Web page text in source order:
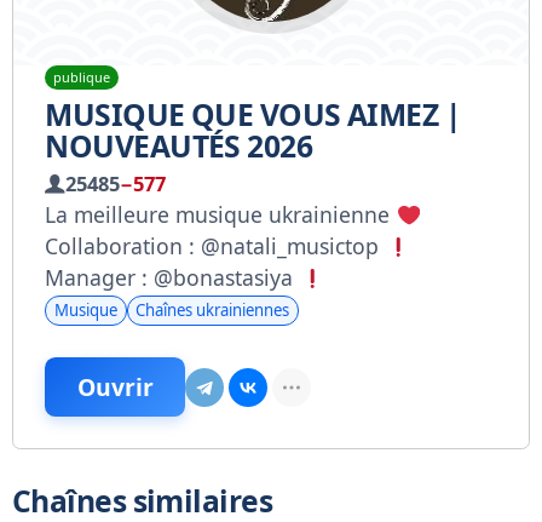
publique
MUSIQUE QUE VOUS AIMEZ |
NOUVEAUTÉS 2026
25485−577
La meilleure musique ukrainienne
Collaboration : @natali_musictop
Manager : @bonastasiya
Musique Chaînes ukrainiennes
Ouvrir
Chaînes similaires